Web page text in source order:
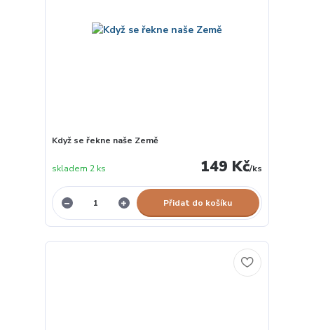
Když se řekne naše Země
149 Kč/ks
skladem 2 ks
Přidat do košíku